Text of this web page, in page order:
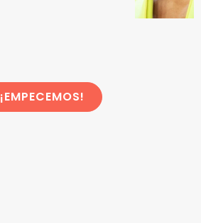
¡EMPECEMOS!